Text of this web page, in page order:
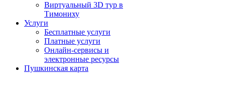
Виртуальный 3D тур в
Тимониху
Услуги
Бесплатные услуги
Платные услуги
Онлайн-сервисы и
электронные ресурсы
Пушкинская карта